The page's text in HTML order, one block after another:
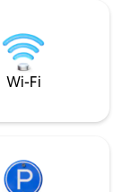
elétrico (a um
15 minutos a pé
Rulantica
Wi-Fi